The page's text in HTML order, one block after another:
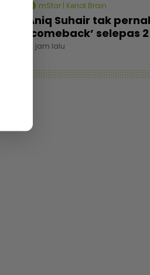
mStar | Kenot Brain
Aniq Suhair tak
‘comeback’ selepas
17 jam lalu